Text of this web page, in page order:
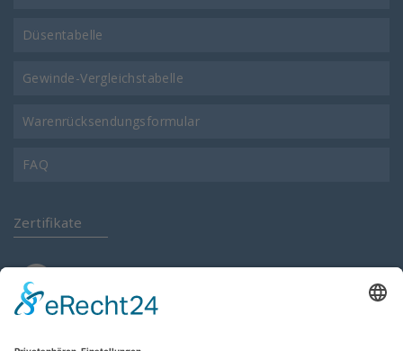
Düsentabelle
Gewinde-Vergleichstabelle
Warenrücksendungsformular
FAQ
Zertifikate